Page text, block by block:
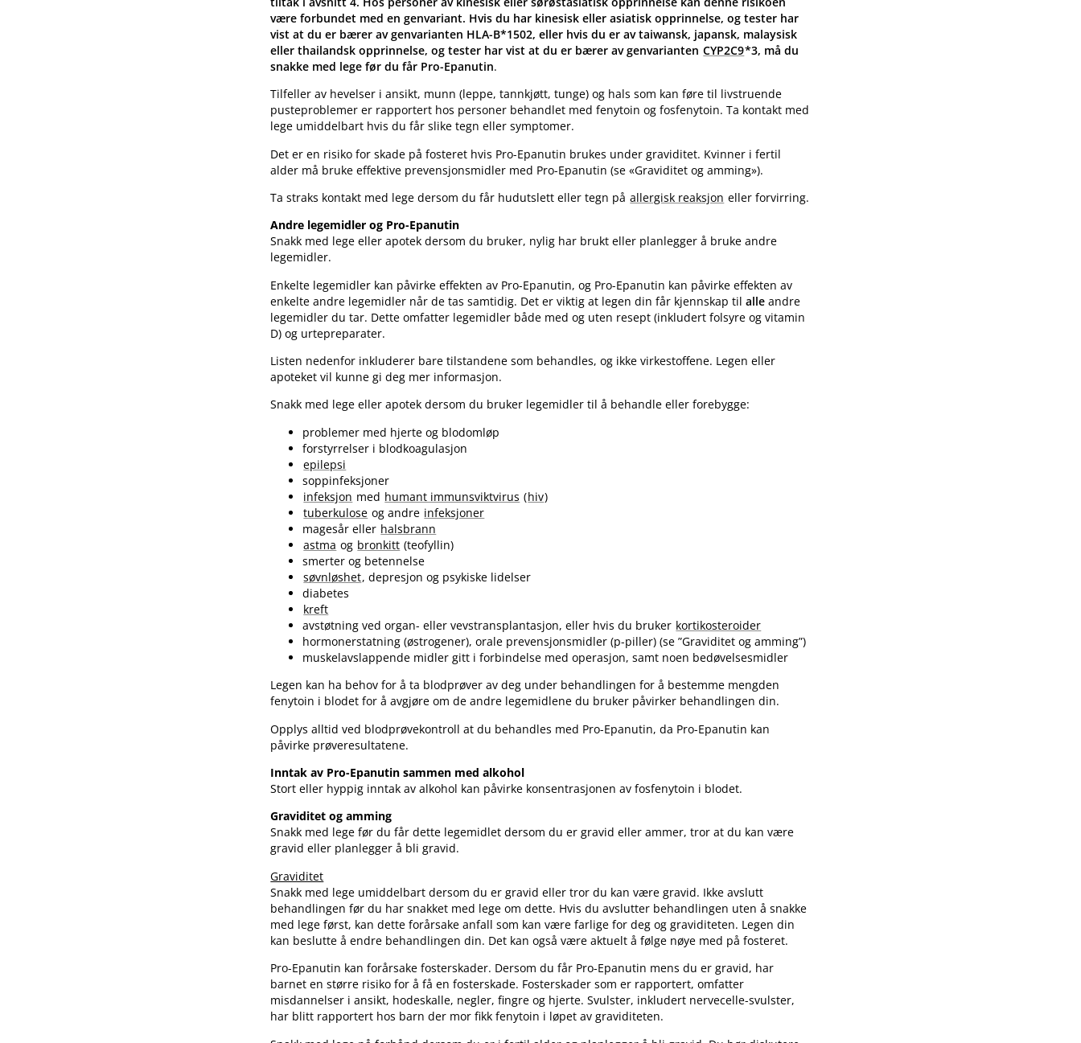
være forbundet med en genvariant. Hvis du har kinesisk eller asiatisk opprinnelse, og tester har
vist at du er bærer av genvarianten HLA-B*1502, eller hvis du er av taiwansk, japansk, malaysisk
eller thailandsk opprinnelse, og tester har vist at du er bærer av genvarianten CYP2C9*3, må du
snakke med lege før du får Pro-Epanutin.
Tilfeller av hevelser i ansikt, munn (leppe, tannkjøtt, tunge) og hals som kan føre til livstruende
pusteproblemer er rapportert hos personer behandlet med fenytoin og fosfenytoin. Ta kontakt med
lege umiddelbart hvis du får slike tegn eller symptomer.
Det er en risiko for skade på fosteret hvis Pro-Epanutin brukes under graviditet. Kvinner i fertil
alder må bruke effektive prevensjonsmidler med Pro-Epanutin (se «Graviditet og amming»).
Ta straks kontakt med lege dersom du får hudutslett eller tegn på allergisk reaksjon eller forvirring.
Andre legemidler og Pro-Epanutin
Snakk med lege eller apotek dersom du bruker, nylig har brukt eller planlegger å bruke andre
legemidler.
Enkelte legemidler kan påvirke effekten av Pro-Epanutin, og Pro-Epanutin kan påvirke effekten av
enkelte andre legemidler når de tas samtidig. Det er viktig at legen din får kjennskap tilalleandre
legemidler du tar. Dette omfatter legemidler både med og uten resept (inkludert folsyre og vitamin
D) og urtepreparater.
Listen nedenfor inkluderer bare tilstandene som behandles, og ikke virkestoffene. Legen eller
apoteket vil kunne gi deg mer informasjon.
Snakk med lege eller apotek dersom du bruker legemidler til å behandle eller forebygge:
problemer med hjerte og blodomløp
forstyrrelser i blodkoagulasjon
epilepsi
soppinfeksjoner
infeksjon med humant immunsviktvirus (hiv)
tuberkulose og andre infeksjoner
magesår eller halsbrann
astma og bronkitt (teofyllin)
smerter og betennelse
søvnløshet, depresjon og psykiske lidelser
diabetes
kreft
avstøtning ved organ- eller vevstransplantasjon, eller hvis du bruker kortikosteroider
hormonerstatning (østrogener), orale prevensjonsmidler (p-piller) (se ”Graviditet og amming”)
muskelavslappende midler gitt i forbindelse med operasjon, samt noen bedøvelsesmidler
Legen kan ha behov for å ta blodprøver av deg under behandlingen for å bestemme mengden
fenytoin i blodet for å avgjøre om de andre legemidlene du bruker påvirker behandlingen din.
Opplys alltid ved blodprøvekontroll at du behandles med Pro-Epanutin, da Pro-Epanutin kan
påvirke prøveresultatene.
Inntak av Pro-Epanutin sammen med alkohol
Stort eller hyppig inntak av alkohol kan påvirke konsentrasjonen av fosfenytoin i blodet.
Graviditet og amming
Snakk med lege før du får dette legemidlet dersom du er gravid eller ammer, tror at du kan være
gravid eller planlegger å bli gravid.
Graviditet
Snakk med lege umiddelbart dersom du er gravid eller tror du kan være gravid. Ikke avslutt
behandlingen før du har snakket med lege om dette. Hvis du avslutter behandlingen uten å snakke
med lege først, kan dette forårsake anfall som kan være farlige for deg og graviditeten. Legen din
kan beslutte å endre behandlingen din. Det kan også være aktuelt å følge nøye med på fosteret.
Pro-Epanutin kan forårsake fosterskader. Dersom du får Pro-Epanutin mens du er gravid, har
barnet en større risiko for å få en fosterskade. Fosterskader som er rapportert, omfatter
misdannelser i ansikt, hodeskalle, negler, fingre og hjerte. Svulster, inkludert nervecelle-svulster,
har blitt rapportert hos barn der mor fikk fenytoin i løpet av graviditeten.